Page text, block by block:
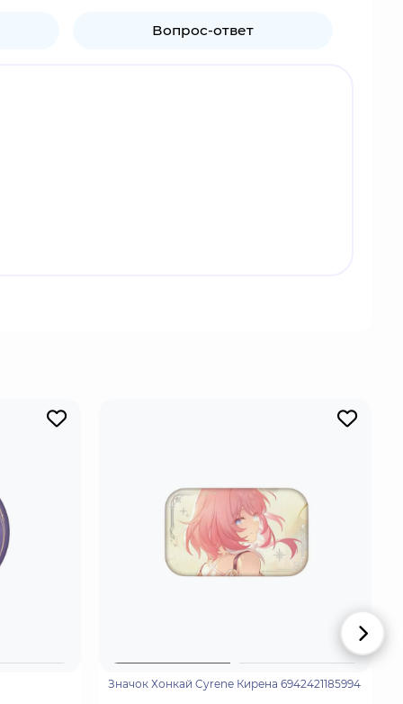
Вопрос-ответ
в Снежной и служит её Архонту Царице.
наклейке на упаковке.
Значок Хонкай Cyrene Кирена 6942421185994